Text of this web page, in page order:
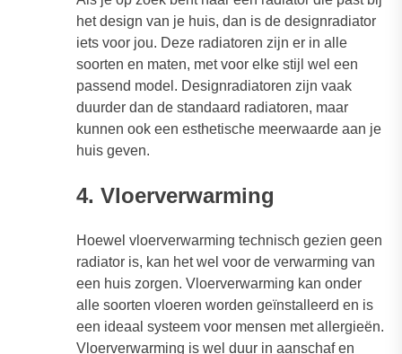
het design van je huis, dan is de designradiator
iets voor jou. Deze radiatoren zijn er in alle
soorten en maten, met voor elke stijl wel een
passend model. Designradiatoren zijn vaak
duurder dan de standaard radiatoren, maar
kunnen ook een esthetische meerwaarde aan je
huis geven.
4. Vloerverwarming
Hoewel vloerverwarming technisch gezien geen
radiator is, kan het wel voor de verwarming van
een huis zorgen. Vloerverwarming kan onder
alle soorten vloeren worden geïnstalleerd en is
een ideaal systeem voor mensen met allergieën.
Vloerverwarming is wel duur in aanschaf en